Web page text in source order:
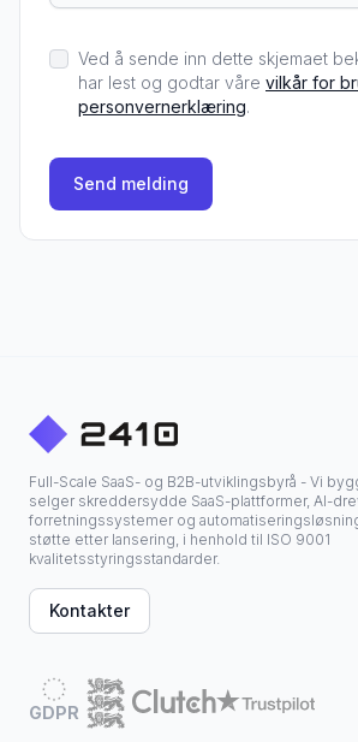
Ved å sende inn dette skjemaet
har lest og godtar våre vilkår for
personvernerklæring.
Send melding
Full-Scale SaaS- og B2B-utviklingsbyrå - Vi
selger skreddersydde SaaS-plattformer, AI-
forretningssystemer og
støtte etter lansering, i henhold til ISO 9001
kvalitetsstyringsstandarder.
Kontakter
GDPR